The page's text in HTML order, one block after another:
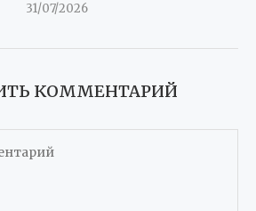
31/07/2026
КОММЕНТАРИЙ